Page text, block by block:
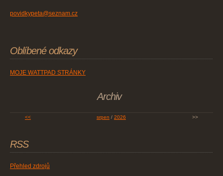
povidkypeta@seznam.cz
Oblíbené odkazy
MOJE WATTPAD STRÁNKY
Archiv
<< srpen / 2026 >>
RSS
Přehled zdrojů